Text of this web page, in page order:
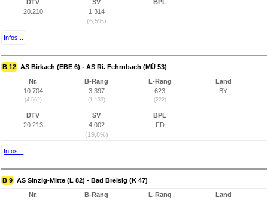
DTV
20.210
SV
1.314
(6,5%)
BPL
Infos...
B 12 AS Birkach (EBE 6) - AS Ri. Fehrnbach (MÜ 53)
Nr.
10.704
(4.562)
B-Rang
3.397
(1.133)
L-Rang
623
(222)
Land
BY
DTV
20.213
SV
4.002
(19,8%)
BPL
FD
Infos...
B 9 AS Sinzig-Mitte (L 82) - Bad Breisig (K 47)
Nr.
B-Rang
L-Rang
Land